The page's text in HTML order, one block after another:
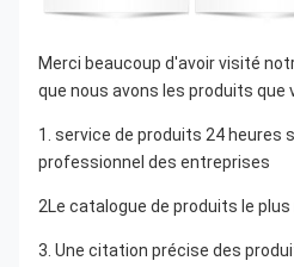
Merci beaucoup d'avoir visité
que nous avons les produits que
1. service de produits 24 heures
professionnel des entreprises
2Le catalogue de produits le
3. Une citation précise des